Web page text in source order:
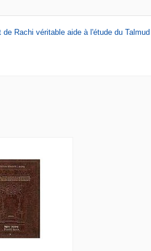
Rachi véritable aide à l'étude du